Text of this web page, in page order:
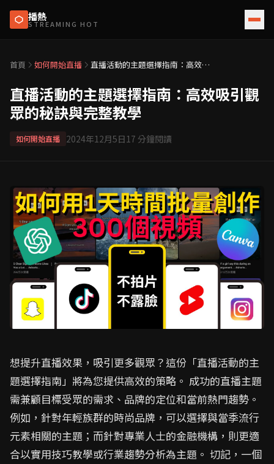
播熱
STREAMING HOT
首頁 如何開始直播
直播活動的主題選擇指南：高效吸
直播活動的主題選擇指南：高效吸引觀
眾的秘訣與完整教學
如何開始直播 2024年12月5日17 分鐘閱讀
想提升直播效果，吸引更多觀眾？這份「直播活動的主
題選擇指南」將為您提供高效的策略。 成功的直播主題
需兼顧目標受眾的需求、品牌的定位和當前熱門趨勢。
例如，針對年輕族群的時尚品牌，可以選擇與當季流行
元素相關的主題；而針對專業人士的金融機構，則更適
合以實用技巧教學或行業趨勢分析為主題。 切記，一個